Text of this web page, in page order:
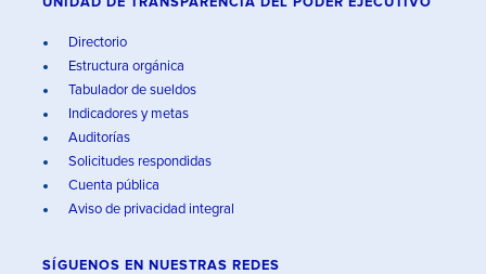
Directorio
Estructura orgánica
Tabulador de sueldos
Indicadores y metas
Auditorías
Solicitudes respondidas
Cuenta pública
Aviso de privacidad integral
SÍGUENOS EN NUESTRAS REDES